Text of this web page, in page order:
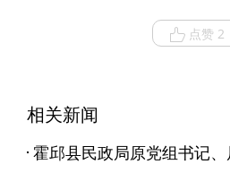
点赞 2
相关新闻